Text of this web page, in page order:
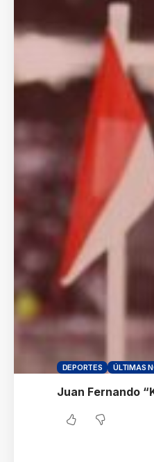
DEPORTES ÚLTIMAS
Juan Fernando